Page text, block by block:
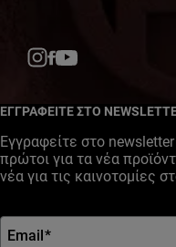
ΕΓΓΡΑΦΕΙΤΕ ΣΤΟ
Εγγραφείτε στο
πρώτοι για τα νέα
νέα για τις καινοτομίες
Email *